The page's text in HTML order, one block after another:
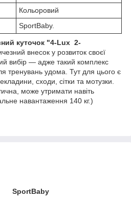
Кольоровий
SportBaby.
куточок "4-Lux 2-
внесок у розвиток своєї
вибір — адже такий комплекс
тренувань удома. Тут для цього є
сходи, сітки та мотузки.
може утримати навіть
навантаження 140 кг.)
SportBaby